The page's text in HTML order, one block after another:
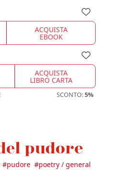
ACQUISTA
EBOOK
ACQUISTA
LIBRO CARTA
SCONTO:5%
pudore
#pudore #poetry / general